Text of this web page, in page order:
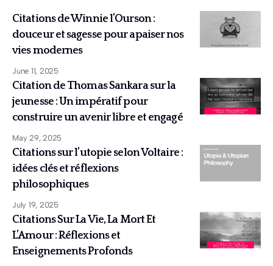
Citations de Winnie l’Ourson :
douceur et sagesse pour apaiser nos
vies modernes
June 11, 2025
Citation de Thomas Sankara sur la
jeunesse : Un impératif pour
construire un avenir libre et engagé
May 29, 2025
Citations sur l’utopie selon Voltaire :
idées clés et réflexions
philosophiques
July 19, 2025
Citations Sur La Vie, La Mort Et
L’Amour : Réflexions et
Enseignements Profonds